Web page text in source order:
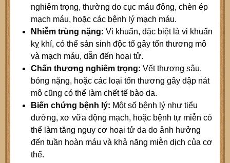
nghiêm trọng, thường do cục máu đông, chèn ép
mạch máu, hoặc các bệnh lý mạch máu.
Nhiễm trùng nặng: Vi khuẩn, đặc biệt là vi khuẩn
kỵ khí, có thể sản sinh độc tố gây tổn thương mô
và mạch máu, dẫn đến hoại tử.
Chấn thương nghiêm trọng: Vết thương sâu,
bỏng nặng, hoặc các loại tổn thương gây dập nát
mô cũng có thể làm chết tế bào da.
Biến chứng bệnh lý: Một số bệnh lý như tiểu
đường, xơ vữa động mạch, hoặc bệnh tự miễn có
thể làm tăng nguy cơ hoại tử da do ảnh hưởng
đến tuần hoàn máu và khả năng miễn dịch của cơ
thể.